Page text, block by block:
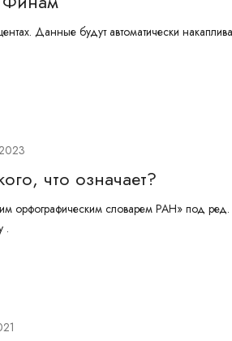
Данные будут автоматически
что означает?
орфографическим словарем РАН» под
.